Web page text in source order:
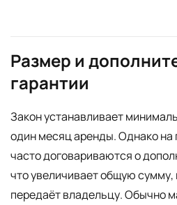
Размер и
гарантии
Закон устанавливает
один месяц аренды. Однако на
часто договариваются о
что увеличивает общую
передаёт владельцу. Обычно